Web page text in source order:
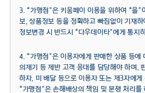
3. “가맹점”은 키움페이 이용을 위하여 “을”
보, 상품정보 등을 정확하고 빠짐없이 기재하
정보변경 시 반드시 “다우데이타”에게 통지
4. “가맹점”은 이용자에게 판매한 상품 등에
의제기 등 제반 고객 응대를 담당해야 하며,
하자, 미 배달 등으로 이용자 또는 제3자에게
“가맹점”은 손해배상의 책임 및 분쟁 처리를